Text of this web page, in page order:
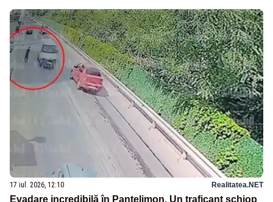
17 iul. 2026, 12:10 Realitatea.NET
Evadare incredibilă în Pantelimon. Un traficant șchiop